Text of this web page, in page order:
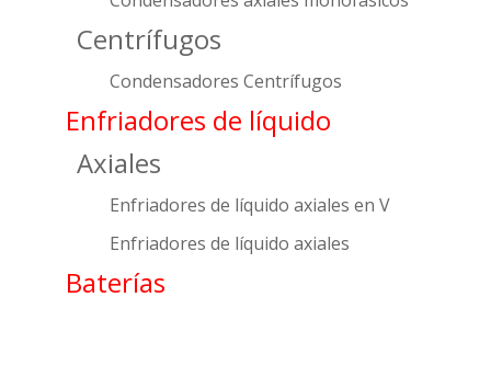
Centrífugos
Condensadores Centrífugos
Enfriadores de líquido
Axiales
Enfriadores de líquido axiales en V
Enfriadores de líquido axiales
Baterías